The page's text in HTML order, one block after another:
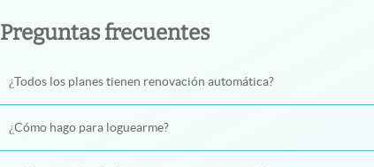
Preguntas frecuentes
¿Todos los planes tienen renovación automática?
¿Cómo hago para loguearme?